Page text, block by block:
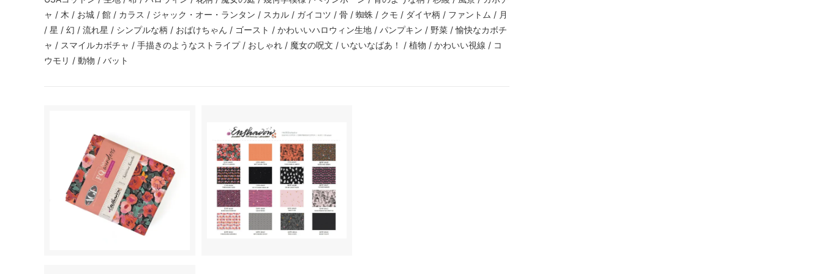
ャ / 木 / お城 / 館 / カラス / ジャック・オー・ランタン / スカル / ガイコツ / 骨 / 蜘蛛 / クモ / ダイヤ柄 / ファントム / 月
/ 星 / 幻 / 流れ星 / シンプルな柄 / おばけちゃん / ゴースト / かわいいハロウィン生地 / パンプキン / 野菜 / 愉快なカボチ
ャ / スマイルカボチャ / 手描きのようなストライプ / おしゃれ / 魔女の呪文 / いないなばあ！ / 植物 / かわいい視線 / コ
ウモリ / 動物 / バット